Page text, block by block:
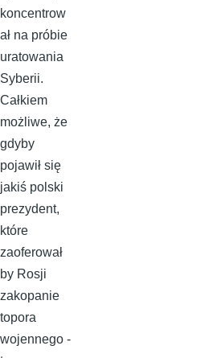
koncentrow
ał na próbie
uratowania
Syberii.
Całkiem
możliwe, że
gdyby
pojawił się
jakiś polski
prezydent,
które
zaoferował
by Rosji
zakopanie
topora
wojennego -